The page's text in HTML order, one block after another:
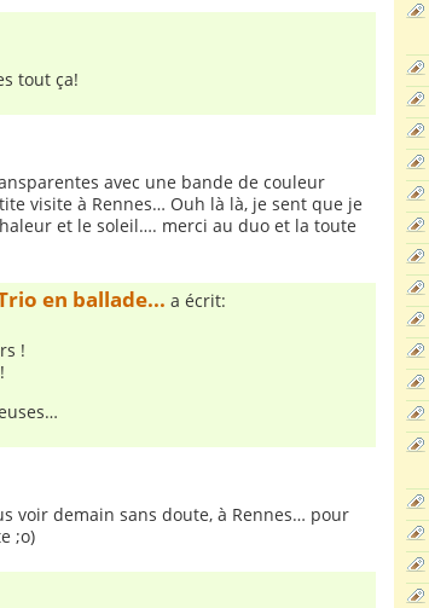
tout ça!
avec une bande de couleur
visite à Rennes… Ouh là là, je sent que je
et le soleil…. merci au duo et la toute
en ballade... a écrit:
!
voir demain sans doute, à Rennes… pour
;o)